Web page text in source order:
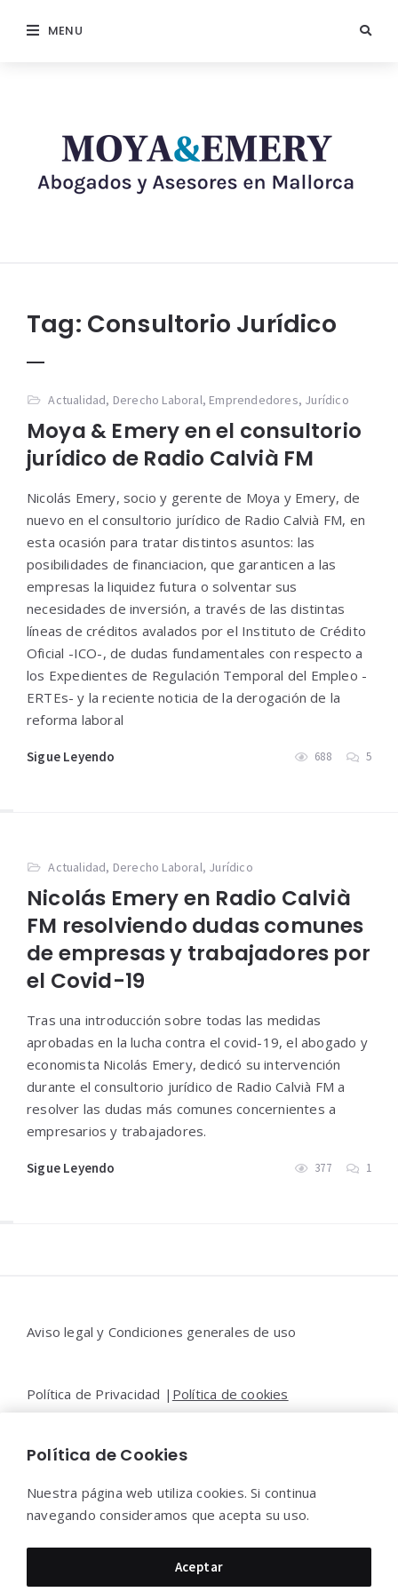
MENU
Tag: Consultorio Jurídico
Actualidad, Derecho Laboral, Emprendedores, Jurídico
Moya & Emery en el consultorio
jurídico de Radio Calvià FM
Nicolás Emery, socio y gerente de Moya y Emery, de
nuevo en el consultorio jurídico de Radio Calvià FM, en
esta ocasión para tratar distintos asuntos: las
posibilidades de financiacion, que garanticen a las
empresas la liquidez futura o solventar sus
necesidades de inversión, a través de las distintas
líneas de créditos avalados por el Instituto de Crédito
Oficial -ICO-, de dudas fundamentales con respecto a
los Expedientes de Regulación Temporal del Empleo -
ERTEs- y la reciente noticia de la derogación de la
reforma laboral
Sigue Leyendo 688 5
Actualidad, Derecho Laboral, Jurídico
Nicolás Emery en Radio Calvià
FM resolviendo dudas comunes
de empresas y trabajadores por
el Covid-19
Tras una introducción sobre todas las medidas
aprobadas en la lucha contra el covid-19, el abogado y
economista Nicolás Emery, dedicó su intervención
durante el consultorio jurídico de Radio Calvià FM a
resolver las dudas más comunes concernientes a
empresarios y trabajadores.
Sigue Leyendo 377 1
Aviso legal y Condiciones generales de uso
Política de Privacidad | Política de cookies
Contacto |Moya&Emery
Moya&Emery 2022 - Todos los derechos reservados.
Política de Cookies
Nuestra página web utiliza cookies. Si continua
navegando consideramos que acepta su uso.
Aceptar